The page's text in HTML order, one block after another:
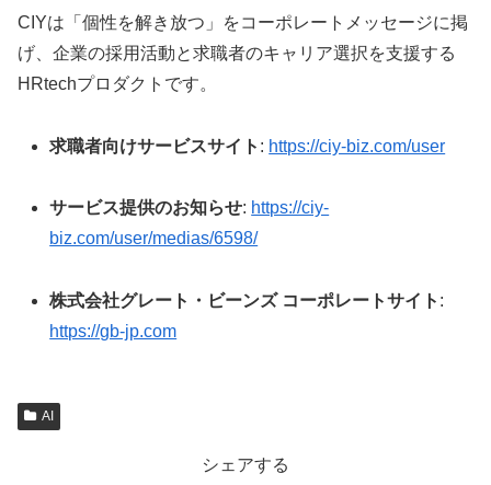
CIYは「個性を解き放つ」をコーポレートメッセージに掲
げ、企業の採用活動と求職者のキャリア選択を支援する
HRtechプロダクトです。
求職者向けサービスサイト : https://ciy-biz.com/user
サービス提供のお知らせ: https://ciy-
biz.com/user/medias/6598/
株式会社グレート・ビーンズ コーポレートサイト :
https://gb-jp.com
AI
シェアする